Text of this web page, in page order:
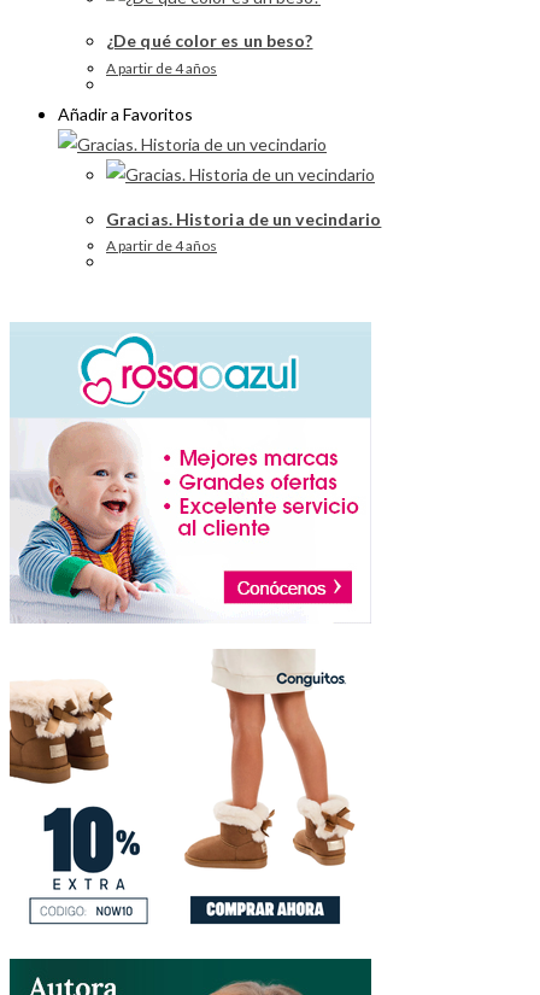
¿De qué color es un beso?
A partir de 4 años
Añadir a Favoritos
Gracias. Historia de un vecindario
A partir de 4 años